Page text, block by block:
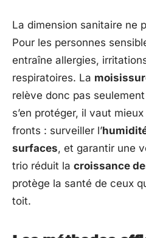
La dimension sanitaire ne
Pour les personnes
entraîne allergies,
respiratoires. La
relève donc pas
s’en protéger, il vaut
fronts : surveiller l’
surfaces, et garantir une
trio réduit la croissance
protège la santé de ceux
toit.